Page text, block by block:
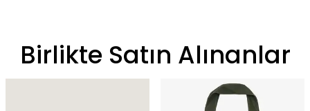
Birlikte Satın Alınanlar